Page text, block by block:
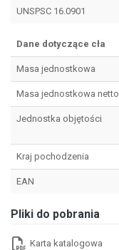
UNSPSC 16.0901
Dane dotyczące cła
Masa jednostkowa
Masa jednostkowa netto
Jednostka objętości
Kraj pochodzenia
EAN
Pliki do pobrania
Karta katalogowa